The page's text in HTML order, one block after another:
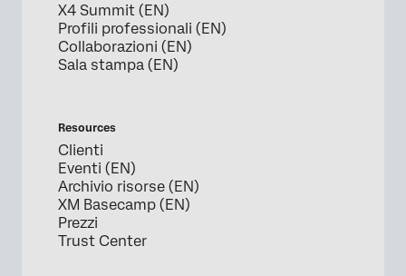
X4 Summit (EN)
Profili professionali (EN)
Collaborazioni (EN)
Sala stampa (EN)
Resources
Clienti
Eventi (EN)
Archivio risorse (EN)
XM Basecamp (EN)
Prezzi
Trust Center